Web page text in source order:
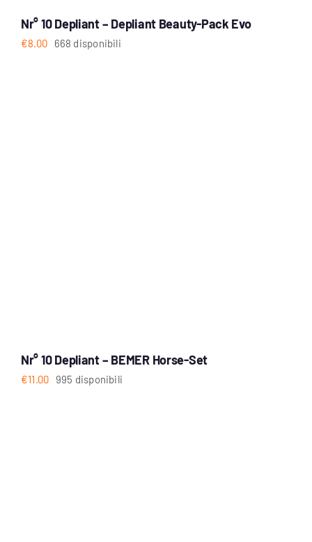
Nr° 10 Depliant – Depliant Beauty-Pack Evo
€8.00 668 disponibili
Nr° 10 Depliant – BEMER Horse-Set
€11.00 995 disponibili